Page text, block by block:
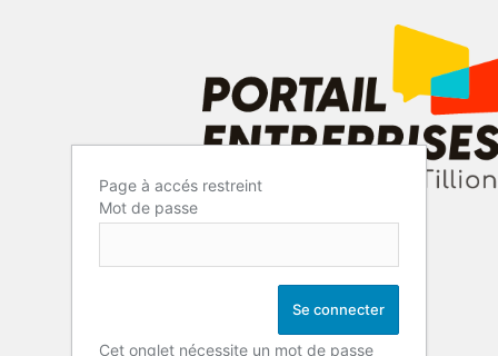
Page à accés restreint
Mot de passe
Cet onglet nécessite un mot de passe